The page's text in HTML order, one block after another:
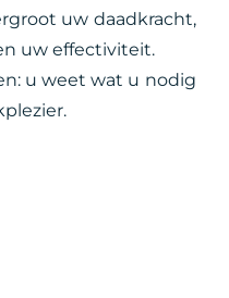
uw daadkracht,
uw effectiviteit.
u weet wat u nodig